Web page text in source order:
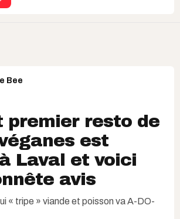
Bee
premier resto de
est
Laval et voici
avis
« tripe » viande et poisson va A-DO-